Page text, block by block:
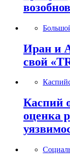
Иран и
свой
Каспий
оценка